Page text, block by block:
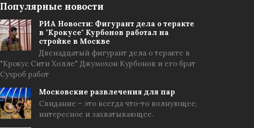
Популярные новости
РИА Новости: Фигурант дела о теракте
в "Крокусе" Курбонов работал на
стройке в Москве
Двенадцатый фигурант дела о теракте в
"Крокус Сити Холле" Джумохон Курбонов и его брат
Сухроб работ
Московские развлечения для пар
Свидание – это всегда что-то волнующее,
интересное и захватывающее.